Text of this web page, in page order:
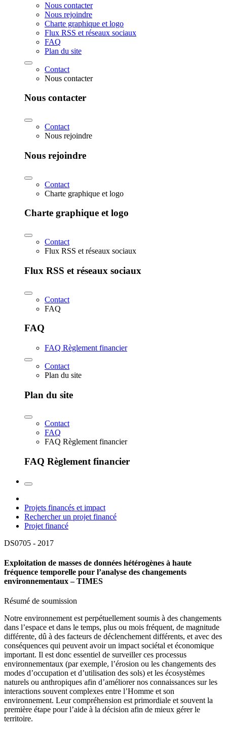
Nous contacter
Nous rejoindre
Charte graphique et logo
Flux RSS et réseaux sociaux
FAQ
Plan du site
Contact
Nous contacter
Nous contacter
Contact
Nous rejoindre
Nous rejoindre
Contact
Charte graphique et logo
Charte graphique et logo
Contact
Flux RSS et réseaux sociaux
Flux RSS et réseaux sociaux
Contact
FAQ
FAQ
FAQ Règlement financier
Contact
Plan du site
Plan du site
Contact
FAQ
FAQ Règlement financier
FAQ Règlement financier
Projets financés et impact
Rechercher un projet financé
Projet financé
DS0705 - 2017
Exploitation de masses de données hétérogènes à haute
fréquence temporelle pour l’analyse des changements
environnementaux – TIMES
Résumé de soumission
Notre environnement est perpétuellement soumis à des changements
dans l’espace et dans le temps, plus ou mois fréquent, de magnitude
différente, dû à des facteurs de déclenchement différents, et avec des
conséquences qui peuvent avoir un impact sociétal et économique
important. Il est donc essentiel de surveiller ces processus
environnementaux (par exemple, l’érosion ou les changements des
modes d’occupation et d’utilisation des sols) et les écosystèmes
naturels ou anthropiques afin d’améliorer nos connaissances sur les
interactions souvent complexes entre l’Homme et son
environnement. Leur compréhension est primordiale et souvent la
première étape pour l’aide à la décision afin de mieux gérer le
territoire.